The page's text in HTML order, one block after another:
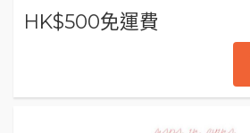
HK$500免運費